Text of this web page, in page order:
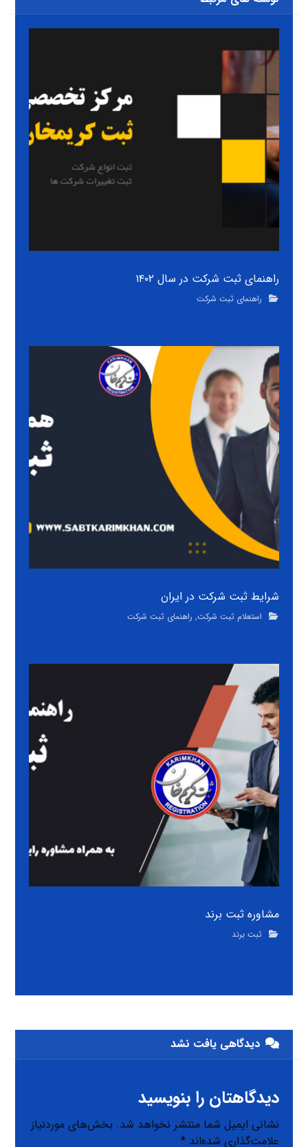
راهنمای ثبت شرکت در سال ۱۴۰۲
راهنمای ثبت شرکت
شرایط ثبت شرکت در ایران
استعلام ثبت شرکت, راهنمای ثبت شرکت
مشاوره ثبت برند
ثبت برند
دیدگاهی یافت نشد
دیدگاهتان را بنویسید
نشانی ایمیل شما منتشر نخواهد شد. بخش‌های موردنیاز
علامت‌گذاری شده‌اند*